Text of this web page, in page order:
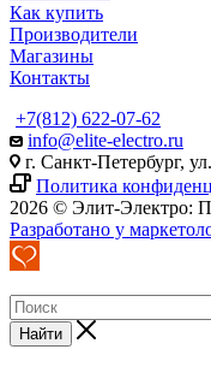
Как купить
Производители
Магазины
Контакты
+7(812) 622-07-62
info@elite-electro.ru
г. Санкт-Петербург,
Политика
2026 © Элит-Электро:
Разработано у
Найти